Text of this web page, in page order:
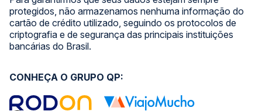
protegidos, não armazenamos nenhuma informação do
cartão de crédito utilizado, seguindo os protocolos de
criptografia e de segurança das principais instituições
bancárias do Brasil.
CONHEÇA O GRUPO QP: